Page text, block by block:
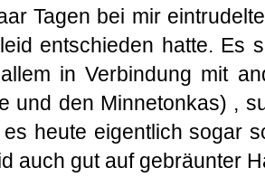
Tagen bei mir
entschieden hatte. Es
in Verbindung mit
und den Minnetonkas) ,
heute eigentlich sogar
auch gut auf gebräunter